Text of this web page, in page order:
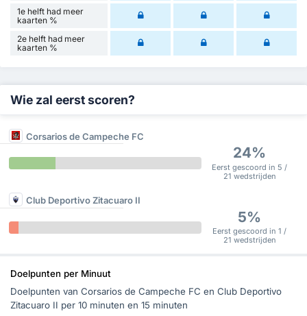
1e helft had meer
kaarten %
2e helft had meer
kaarten %
Wie zal eerst scoren?
Corsarios de Campeche FC
24%
Eerst gescoord in 5 /
21 wedstrijden
Club Deportivo Zitacuaro II
5%
Eerst gescoord in 1 /
21 wedstrijden
Doelpunten per Minuut
Doelpunten van Corsarios de Campeche FC en Club Deportivo
Zitacuaro II per 10 minuten en 15 minuten